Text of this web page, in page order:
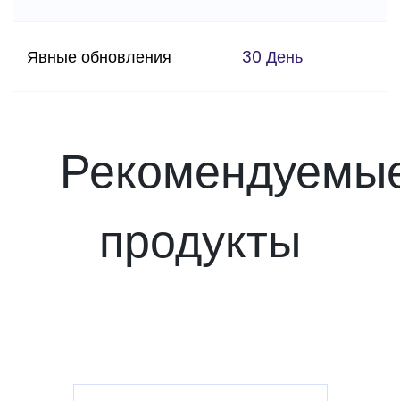
Явные обновления 30 День
продукты